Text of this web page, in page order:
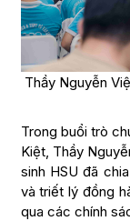
Thầy Nguyễn
Trong buổi trò
Kiệt, Thầy
sinh HSU đã
và triết lý đồng
qua các chính